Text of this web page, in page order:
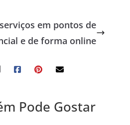
em pontos de
e de forma online
Pode Gostar